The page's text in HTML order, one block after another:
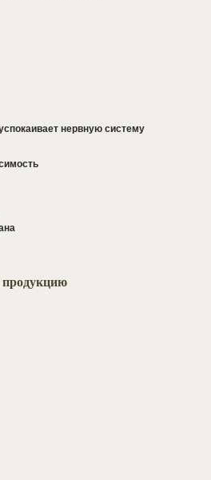
нервную систему